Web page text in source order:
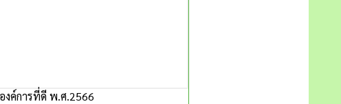
งค์การที่ดี พ.ศ.2566